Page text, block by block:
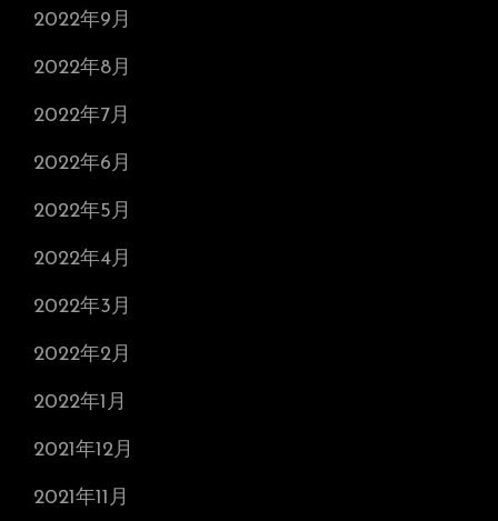
2022年9月
2022年8月
2022年7月
2022年6月
2022年5月
2022年4月
2022年3月
2022年2月
2022年1月
2021年12月
2021年11月